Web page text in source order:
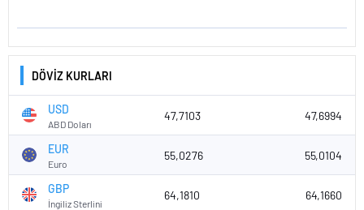
DÖVİZ KURLARI
USD
ABD Doları
47,7103 47,6994
EUR
Euro
55,0276 55,0104
GBP
İngiliz Sterlini
64,1810 64,1660